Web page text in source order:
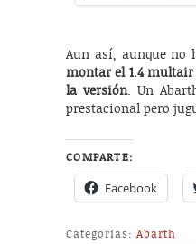
Aun así, aunque no
montar el 1.4
la versión. Un
prestacional pero
COMPARTE:
Facebook
Categorías: Abarth